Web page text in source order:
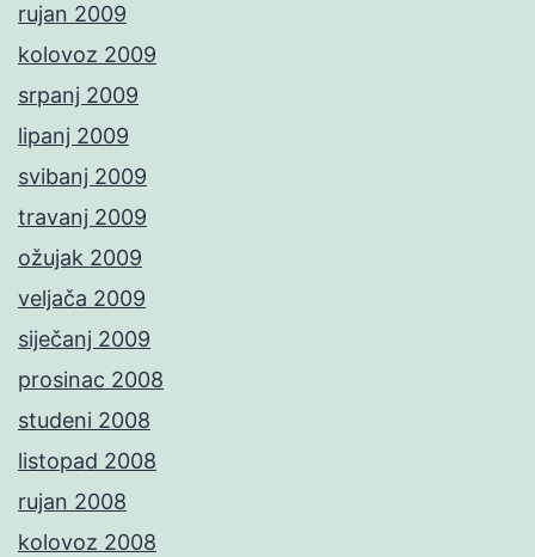
rujan 2009
kolovoz 2009
srpanj 2009
lipanj 2009
svibanj 2009
travanj 2009
ožujak 2009
veljača 2009
siječanj 2009
prosinac 2008
studeni 2008
listopad 2008
rujan 2008
kolovoz 2008